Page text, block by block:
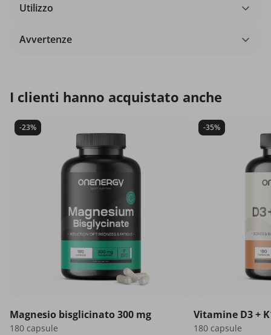
Utilizzo
Avvertenze
I clienti hanno acquistato anche
-23%
Magnesio bisglicinato 300 mg
180 capsule
-35%
Vitamine D3 +
180 capsule